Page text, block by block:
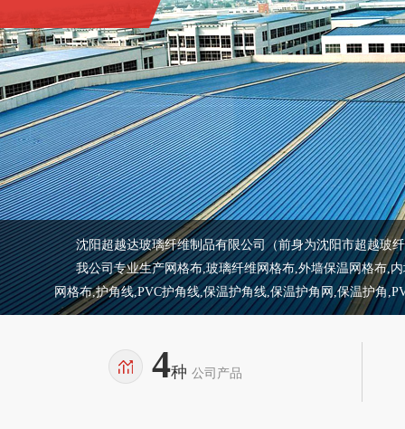
沈阳超越达玻璃纤维制品有限公司（前身为沈阳市超越玻纤
我公司专业生产网格布,玻璃纤维网格布,外墙保温网格布,内
网格布,护角线,PVC护角线,保温护角线,保温护角网,保温护角
4种 公司产品